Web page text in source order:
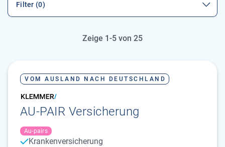
Filter (0)
Zeige 1-5 von 25
VOM AUSLAND NACH DEUTSCHLAND
AU-PAIR Versicherung
Au-pairs
Krankenversicherung